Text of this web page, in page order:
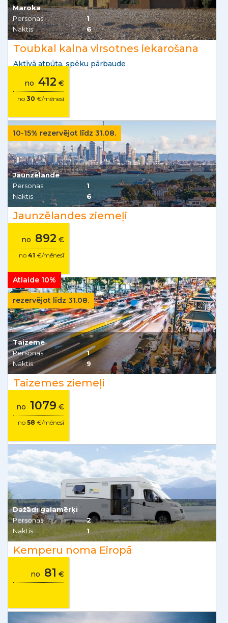
Maroka
Personas
1
Naktis
6
Toubkal kalna virsotnes iekarošana
Aktīvā atpūta, spēku pārbaude
no 412 €
no 30 €/mēnesī
10-15% rezervējot līdz 31.08.
Jaunzēlande
Personas
1
Naktis
6
Jaunzēlandes ziemeļi
no 892 €
no 41 €/mēnesī
Atlaide 10%
rezervējot līdz 31.08.
Taizeme
Personas
1
Naktis
9
Taizemes ziemeļi
no 1079 €
no 58 €/mēnesī
Dažādi galamērķi
Personas
2
Naktis
1
Kemperu noma Eiropā
no 81 €